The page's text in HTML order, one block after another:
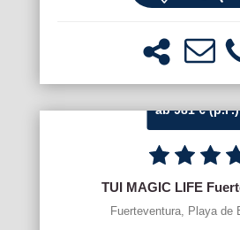
ab 981 € (p.P.)
TUI MAGIC LIFE
Fuerteventura, Playa de